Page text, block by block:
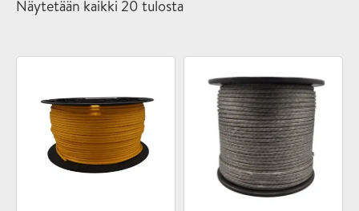
Näytetään kaikki 20 tulosta